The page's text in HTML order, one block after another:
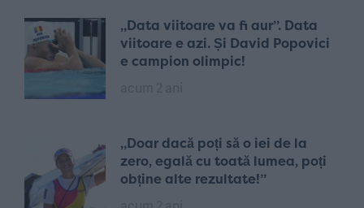
„Data viitoare va fi aur”. Data
viitoare e azi. Și David Popovici
e campion olimpic!
„Doar dacă poți să o iei de la
zero, egală cu toată lumea, poți
obține alte rezultate!”